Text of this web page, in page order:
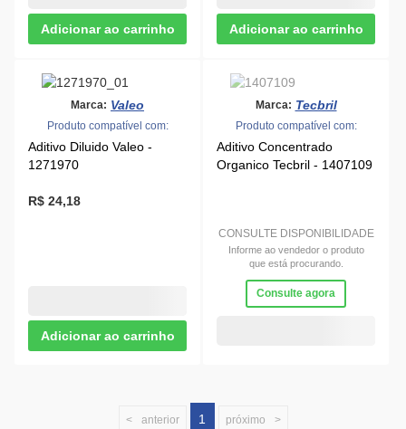
Marca: Valeo
Produto compatível com:
Aditivo Diluido Valeo -
1271970
R$ 24,18
Marca: Tecbril
Produto compatível com:
Aditivo Concentrado
Organico Tecbril - 1407109
CONSULTE DISPONIBILIDADE
Informe ao vendedor o produto
que está procurando.
Consulte agora
anterior 1 próximo